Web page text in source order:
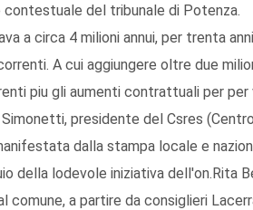
del tribunale di Potenza.
a circa 4 milioni annui, per trenta
A cui aggiungere oltre due
piu gli aumenti contrattuali per per
presidente del Csres
dalla stampa locale e
della lodevole iniziativa dell'on.Rita
comune, a partire da consiglieri